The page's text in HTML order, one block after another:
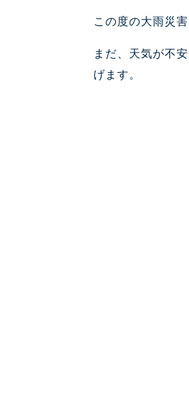
この度の大雨災
まだ、天気が不
げます。